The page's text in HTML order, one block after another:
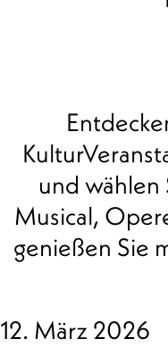
und wählen
Musical,
genießen Sie
12. März 2026
00 Uhr
03 Uhr